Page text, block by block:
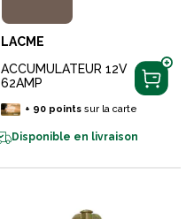
LACME
ACCUMULATEUR 12V
62AMP
+ 90pointssur la carte
Disponible en livraison